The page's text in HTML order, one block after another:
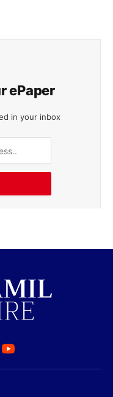
ePaper
in your inbox